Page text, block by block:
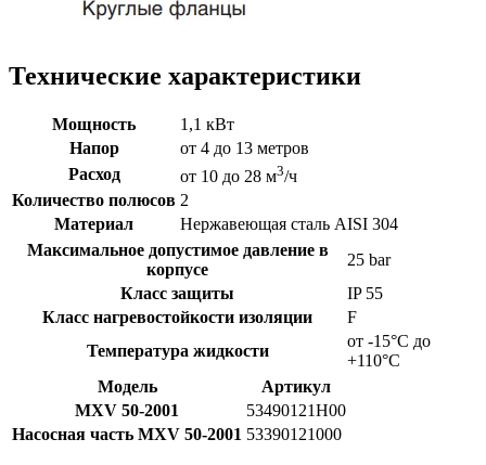
Технические характеристики
Мощность
1,1 кВт
Напор
от 4 до 13 метров
Расход
от 10 до 28 м3/ч
Количество полюсов 2
Материал
Нержавеющая сталь AISI 304
Максимальное допустимое давление в
корпусе
25 bar
Класс защиты
IP 55
Класс нагревостойкости изоляции
F
Температура жидкости
от -15°C до
+110°C
Модель
Артикул
MXV 50-2001
53490121H00
Насосная часть MXV 50-2001 53390121000